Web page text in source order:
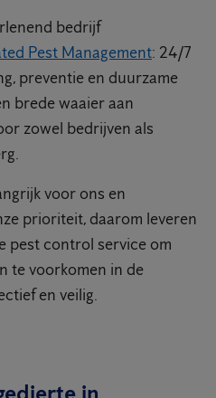
bedrijf
Pest Management: 24/7
preventie en duurzame
brede waaier aan
zowel bedrijven als
voor ons en
prioriteit, daarom leveren
pest control service om
te voorkomen in de
en veilig.